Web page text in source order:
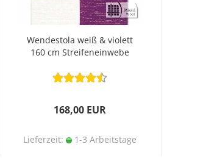
Wendestola weiß & violett
160 cm Streifeneinwebe
168,00 EUR
Lieferzeit: 1-3 Arbeitstage